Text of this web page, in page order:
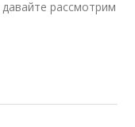
рассмотрим